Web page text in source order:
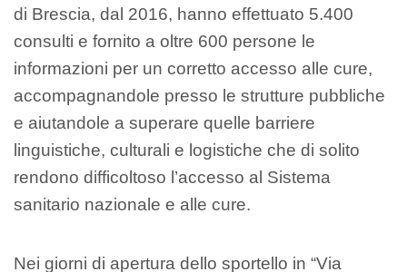
di Brescia, dal 2016, hanno effettuato 5.400
consulti e fornito a oltre 600 persone le
informazioni per un corretto accesso alle cure,
accompagnandole presso le strutture pubbliche
e aiutandole a superare quelle barriere
linguistiche, culturali e logistiche che di solito
rendono difficoltoso l’accesso al Sistema
sanitario nazionale e alle cure.
Nei giorni di apertura dello sportello in “Via